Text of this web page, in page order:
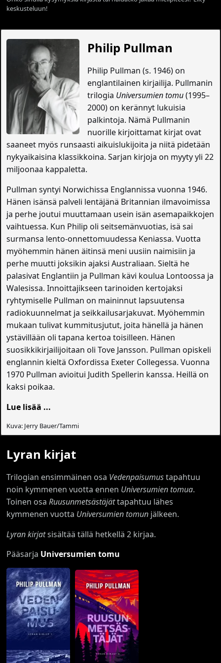
keskusteluun!
Philip Pullman
Philip Pullman (s. 1946) on
englantilainen kirjailija. Pullmanin
trilogia Universumien tomu(1995–
2000) on kerännyt lukuisia
palkintoja. Nämä Pullmanin
nuorille kirjoittamat kirjat ovat
saaneet myös runsaasti aikuislukijoita ja niitä pidetään
nykyaikaisina klassikkoina. Sarjan kirjoja on myyty yli 22
miljoonaa kappaletta.
Pullman syntyi Norwichissa Englannissa vuonna 1946.
Hänen isänsä palveli lentäjänä Britannian ilmavoimissa
ja perhe joutui muuttamaan usein isän asemapaikkojen
vaihtuessa. Kun Philip oli seitsemänvuotias, isä sai
surmansa lento-onnettomuudessa Keniassa. Vuotta
myöhemmin hänen äitinsä meni uusiin naimisiin ja
perhe muutti joksikin ajaksi Australiaan. Sieltä he
palasivat Englantiin ja Pullman kävi koulua Lontoossa ja
Walesissa. Innoittajikseen tarinoiden kertojaksi
ryhtymiselle Pullman on maininnut lapsuutensa
radiokuunnelmat ja seikkailusarjakuvat. Myöhemmin
mukaan tulivat kummitusjutut, joita hänellä ja hänen
ystävillään oli tapana kertoa toisilleen. Hänen
suosikkikirjailijoitaan oli Tove Jansson. Pullman opiskeli
englannin kieltä Oxfordissa Exeter Collegessa. Vuonna
1970 Pullman avioitui Judith Spellerin kanssa. Heillä on
kaksi poikaa.
Lue lisää ...
Kuva: Jerry Bauer/Tammi
Lyran kirjat
Trilogian ensimmäinen osa Vedenpaisumustapahtuu
noin kymmenen vuotta ennen Universumien tomua.
Toinen osaRuusunmetsästäjättapahtuu lähes
kymmenen vuotta Universumien tomun jälkeen.
Lyran kirjatsisältää tällä hetkellä 2 kirjaa.
Pääsarja Universumien tomu